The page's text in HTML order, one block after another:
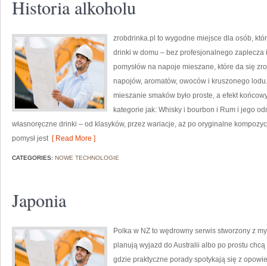
Historia alkoholu
zrobdrinka.pl to wygodne miejsce dla osób,
drinki w domu – bez profesjonalnego zaplecza
pomysłów na napoje mieszane, które da się
napojów, aromatów, owoców i kruszonego
mieszanie smaków było proste, a efekt
kategorie jak: Whisky i bourbon i Rum i jego
własnoręczne drinki – od klasyków, przez wariacje, aż po oryginalne
pomysł jest[ Read More ]
CATEGORIES: NOWE TECHNOLOGIE
Japonia
Polka w NZ to wędrowny serwis stworzony z
planują wyjazd do Australii albo po prostu
gdzie praktyczne porady spotykają się z